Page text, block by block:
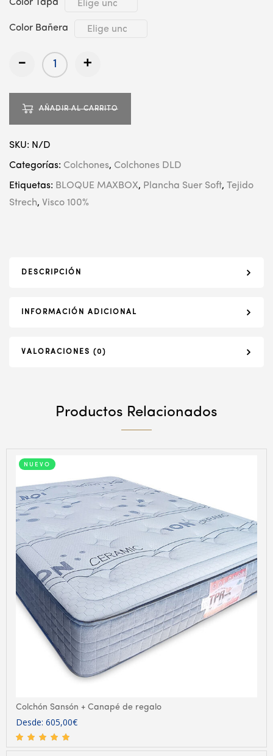
Color Tapa
Color Bañera
- +
AÑADIR AL CARRITO
SKU: N/D
Categorías: Colchones, Colchones DLD
Etiquetas: BLOQUE MAXBOX, Plancha Suer Soft, Tejido
Strech, Visco 100%
DESCRIPCIÓN
INFORMACIÓN ADICIONAL
VALORACIONES (0)
Productos Relacionados
NUEVO
Colchón Sansón + Canapé de regalo
Desde: 605,00€